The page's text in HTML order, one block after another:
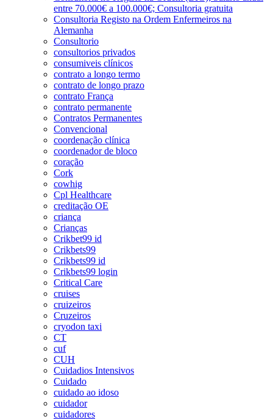
entre 70.000€ a 100.000€; Consultoria gratuita
Consultoria Registo na Ordem Enfermeiros na
Alemanha
Consultorio
consultorios privados
consumiveis clínicos
contrato a longo termo
contrato de longo prazo
contrato França
contrato permanente
Contratos Permanentes
Convencional
coordenação clínica
coordenador de bloco
coração
Cork
cowhig
Cpl Healthcare
creditação OE
criança
Crianças
Crikbet99 id
Crikbets99
Crikbets99 id
Crikbets99 login
Critical Care
cruises
cruizeiros
Cruzeiros
cryodon taxi
CT
cuf
CUH
Cuidadios Intensivos
Cuidado
cuidado ao idoso
cuidador
cuidadores